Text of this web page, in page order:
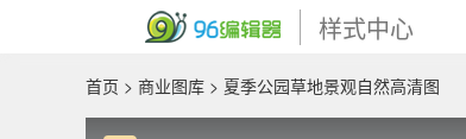
样式中心
首页 > 商业图库 > 夏季公园草地景观自然高清图